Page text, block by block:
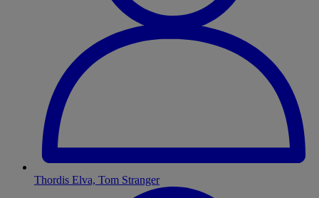
Thordis Elva, Tom Stranger